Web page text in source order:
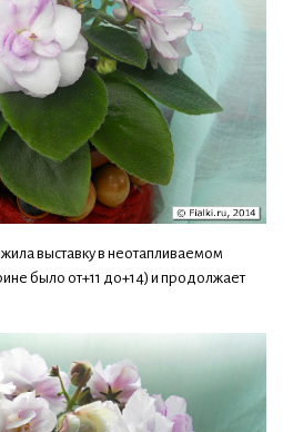
выставку в неотапливаемом
было от+11 до+14) и продолжает